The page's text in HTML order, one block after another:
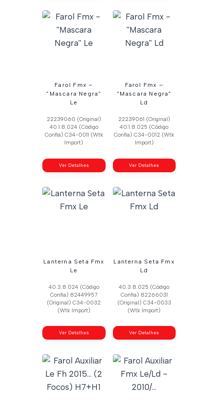
Farol Fmx –
”Mascara Negra”
Le
22239060 (Original)
40.1.8.024 (Código
Confia) C34-0011 (Wtk
Import)
Ver Detalhes
Farol Fmx –
”Mascara Negra”
Ld
22239061 (Original)
40.1.8.025 (Código
Confia) C34-0012 (Wtk
Import)
Ver Detalhes
Lanterna Seta Fmx
Le
40.3.8.024 (Código
Confia) 82449957
(Original) C34-0032
(Wtk Import)
Ver Detalhes
Lanterna Seta Fmx
Ld
40.3.8.025 (Código
Confia) 82266031
(Original) C34-0033
(Wtk Import)
Ver Detalhes